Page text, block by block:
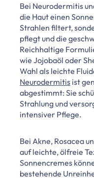
Bei Neurodermitis
die Haut einen
Strahlen filtert,
pflegt und die
Reichhaltige
wie Jojobaöl oder
Wahl als leichte
Neurodermitis ist
abgestimmt: Sie
Strahlung und
intensiver Pflege.
Bei Akne, Rosacea
auf leichte, ölfreie
Sonnencremes
bestehende